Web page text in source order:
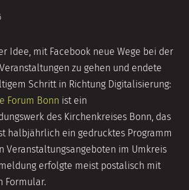
14.
Idee, mit Facebook neue Wege bei der
zu gehen und endete
Schritt in Richtung Digitalisierung:
Forum Bonn ist ein
des Kirchenkreises Bonn, das
halbjährlich ein gedrucktes Programm
Veranstaltungsangeboten im Umkreis
erfolgte meist postalisch mit
Formular.